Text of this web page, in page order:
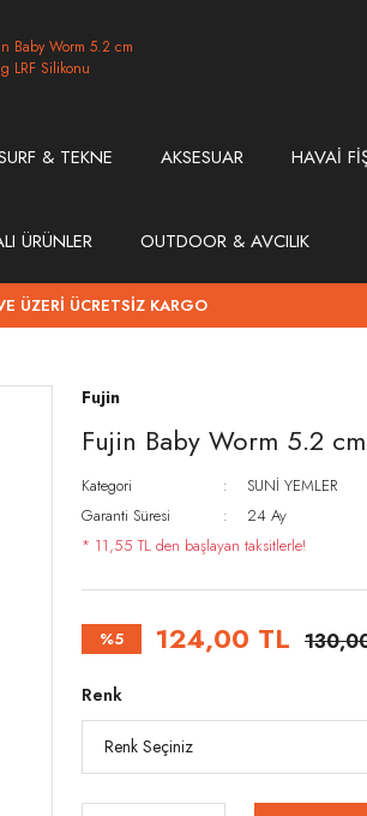
& TEKNE AKSESUAR HAVAİ
ÜRÜNLER OUTDOOR & AVCILIK
ÜZERİ ÜCRETSİZ KARGO
Fujin
Fujin Baby Worm 5.2
Kategori
SUNİ YEMLER
Garanti Süresi
24 Ay
* 11,55 TL den başlayan taksitlerle!
%5 124,00 TL
Renk